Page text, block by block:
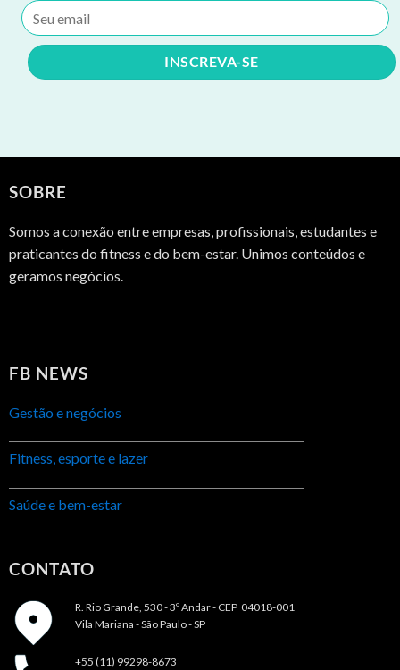
SOBRE
Somos a conexão entre empresas, profissionais, estudantes e
praticantes do fitness e do bem-estar. Unimos conteúdos e
geramos negócios.
FB NEWS
Gestão e negócios
Fitness, esporte e lazer
Saúde e bem-estar
CONTATO
R. Rio Grande, 530 - 3º Andar - CEP 04018-001
Vila Mariana - São Paulo - SP
+55 (11) 99298-8673